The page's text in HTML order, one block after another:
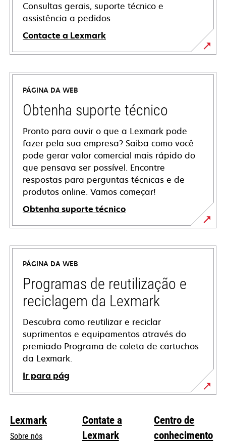
Consultas gerais, suporte técnico e
assistência a pedidos
Contacte a Lexmark
PÁGINA DA WEB
Obtenha suporte técnico
Pronto para ouvir o que a Lexmark pode
fazer pela sua empresa? Saiba como você
pode gerar valor comercial mais rápido do
que pensava ser possível. Encontre
respostas para perguntas técnicas e de
produtos online. Vamos começar!
Obtenha suporte técnico
abre
em
nova
guia
PÁGINA DA WEB
Programas de reutilização e
reciclagem da Lexmark
Descubra como reutilizar e reciclar
suprimentos e equipamentos através do
premiado Programa de coleta de cartuchos
da Lexmark.
Ir para pág
Lexmark
Sobre nós
Contate a
Lexmark
Centro de
conhecimento